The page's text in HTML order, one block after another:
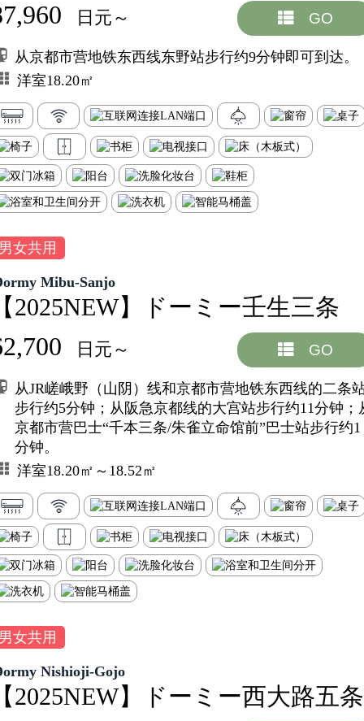
日元～ GO
从京都市营地铁东西线东野站步行约9分钟即可到达。
洋室18.20㎡
女共用
Mibu-Sanjo
2025NEW】ドーミー壬生三条
日元～ GO
从JR嵯峨野（山阴）线和京都市营地铁东西线的二条
步行约5分钟；从阪急京都线的大宫站步行约11分钟；
京都市营巴士“千本三条/朱雀立命馆前”巴士站步行约1
分钟。
洋室18.20㎡～18.52㎡
女共用
Nishioji-Gojo
2025NEW】ドーミー西大路五条